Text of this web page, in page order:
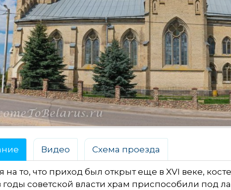
Видео Схема проезда
на то, что приход был открыт еще в XVI веке,
советской власти храм приспособили под